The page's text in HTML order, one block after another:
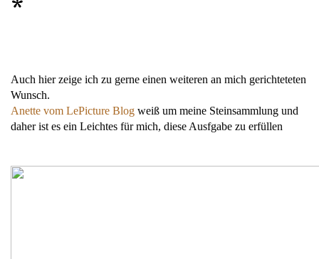
*
Auch hier zeige ich zu gerne einen weiteren an mich gerichteteten
Wunsch.
Anette vom LePicture Blog weiß um meine Steinsammlung und
daher ist es ein Leichtes für mich, diese Ausfgabe zu erfüllen